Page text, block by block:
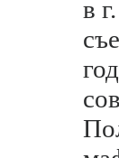
в